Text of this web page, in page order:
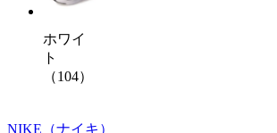
ホワイ
ト
（104）
NIKE （ナイキ）